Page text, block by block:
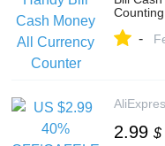
Counter/
-
2.99 $